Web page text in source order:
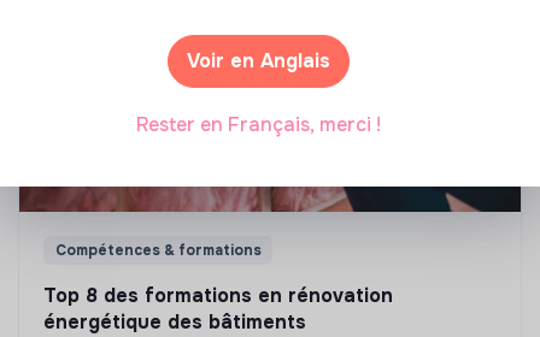
Compétences & formations
Top 8 des formations en rénovation
énergétique des bâtiments
Voir en Anglais
Rester en Français, merci !